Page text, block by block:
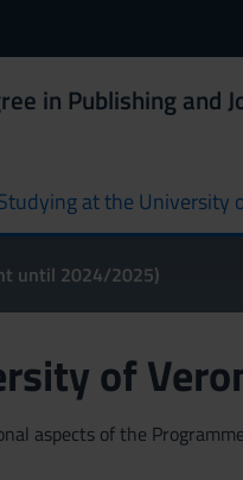
in Publishing and
at the University
until 2024/2025)
of
aspects of the